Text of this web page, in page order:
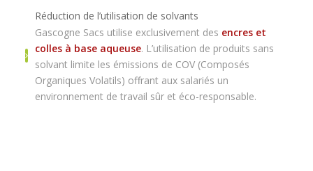
Réduction de l’utilisation de solvants
Gascogne Sacs utilise exclusivement des encres et
colles à base aqueuse. L’utilisation de produits sans
solvant limite les émissions de COV (Composés
Organiques Volatils) offrant aux salariés un
environnement de travail sûr et éco-responsable.